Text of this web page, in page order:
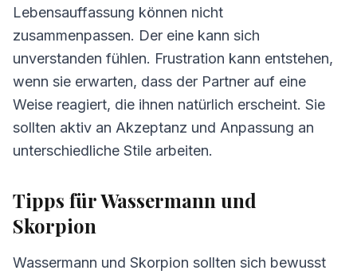
Lebensauffassung können nicht
zusammenpassen. Der eine kann sich
unverstanden fühlen. Frustration kann entstehen,
wenn sie erwarten, dass der Partner auf eine
Weise reagiert, die ihnen natürlich erscheint. Sie
sollten aktiv an Akzeptanz und Anpassung an
unterschiedliche Stile arbeiten.
Tipps für Wassermann und
Skorpion
Wassermann und Skorpion sollten sich bewusst